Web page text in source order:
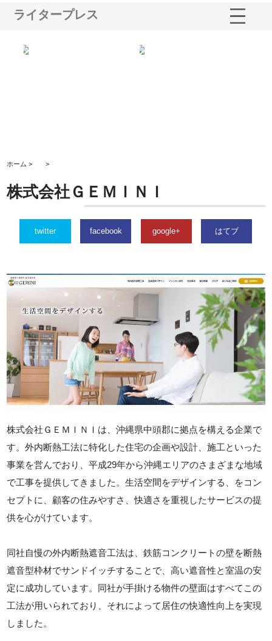
ライタープレス
ホーム > >
株式会社ＧＥＭＩＮＩ
twitter facebook google+ はてブ
株式会社ＧＥＭＩＮＩは、沖縄県中頭郡に拠点を構える企業で
す。外内断熱工法に特化した住宅の企画や設計、施工といった
事業を営んでおり、平成29年から沖縄エリアのさまざまな地域
で工事を提供してきました。生活空間をデザインする、をコン
セプトに、顧客の住みやすさ、快適さを重視したサービスの提
供を心がけています。
同社自慢の外内断熱遮音工法は、鉄筋コンクリートの壁を断熱
遮音型枠材でサンドイッチすることで、高い遮音性と室温の安
定に成功しています。同社が手掛ける物件の壁面はすべてこの
工法が用いられており、それによって居住の快適性向上を実現
しました。